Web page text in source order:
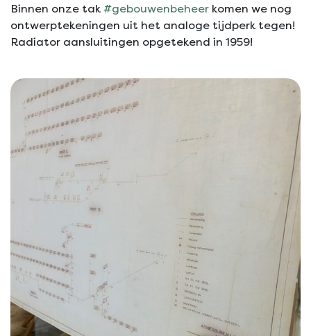
Binnen onze tak#gebouwenbeheer komen we nog
ontwerptekeningen uit het analoge tijdperk tegen!
Radiator aansluitingen opgetekend in 1959!